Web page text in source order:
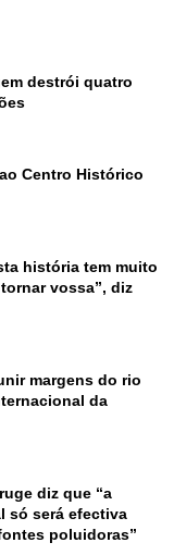
destrói quatro
Centro Histórico
história tem muito
vossa”, diz
margens do rio
da
diz que “a
só será efectiva
poluidoras”